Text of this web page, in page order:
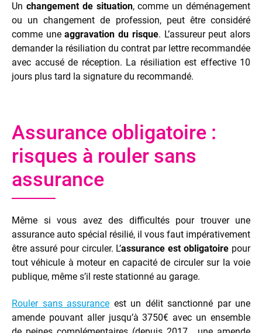
Un changement de situation, comme un déménagement
ou un changement de profession, peut être considéré
comme uneaggravation du risque. L’assureur peut alors
demander la résiliation du contrat par lettre recommandée
avec accusé de réception. La résiliation est effective 10
jours plus tard la signature du recommandé.
Assurance obligatoire :
risques à rouler sans
assurance
Même si vous avez des difficultés pour trouver une
assurance auto spécial résilié, il vous faut impérativement
être assuré pour circuler. L’assurance est obligatoire pour
tout véhicule à moteur en capacité de circuler sur la voie
publique, même s’il reste stationné au garage.
Rouler sans assurance est un délit sanctionné par une
amende pouvant aller jusqu’à 3750€ avec un ensemble